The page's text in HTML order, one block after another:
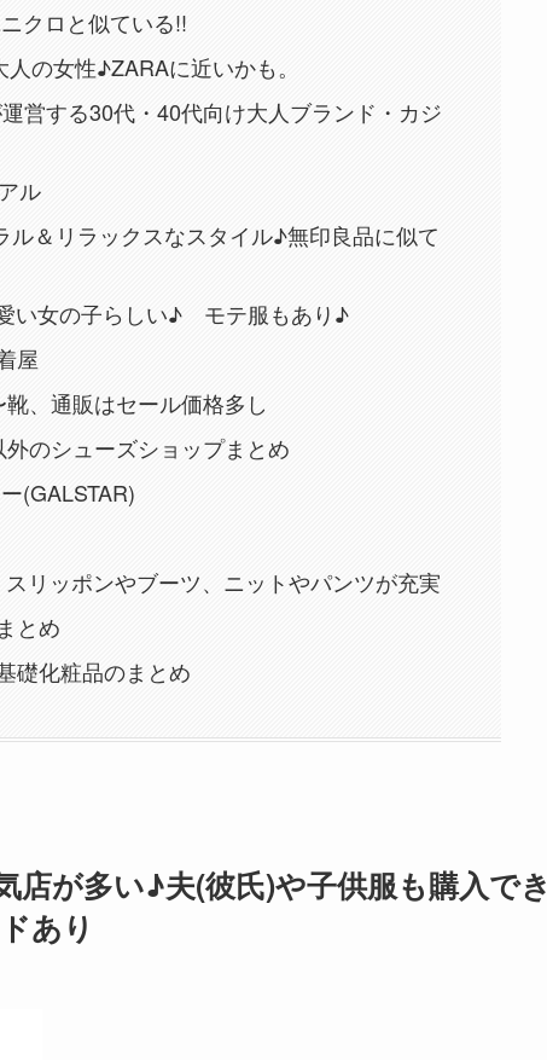
クロと似ている!!
の女性♪ZARAに近いかも。
営する30代・40代向け大人ブランド・カジ
ル
＆リラックスなスタイル♪無印良品に似て
い女の子らしい♪ モテ服もあり♪
屋
、通販はセール価格多し
のシューズショップまとめ
(GALSTAR)
リッポンやブーツ、ニットやパンツが充実
とめ
礎化粧品のまとめ
が多い♪夫(彼氏)や子供服も購入でき
あり